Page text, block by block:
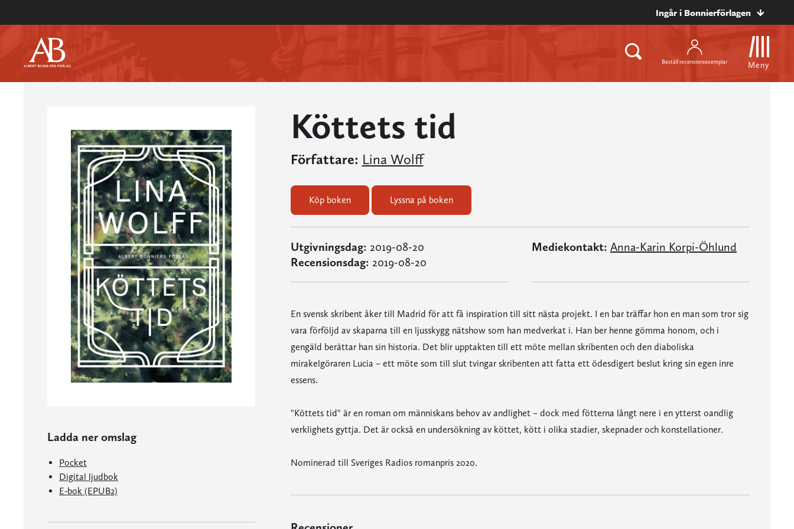
Ingår i Bonnierförlagen
Beställ recensionsexemplar Meny
Ladda ner omslag
Pocket
Digital ljudbok
E-bok (EPUB2)
Köttets tid
Författare: Lina Wolff
Köp boken Lyssna på boken
Utgivningsdag: 2019-08-20
Recensionsdag: 2019-08-20
Mediekontakt: Anna-Karin Korpi-Öhlund
En svensk skribent åker till Madrid för att få inspiration till sitt nästa projekt. I en bar träffar hon en man som tror sig
vara förföljd av skaparna till en ljusskygg nätshow som han medverkat i. Han ber henne gömma honom, och i
gengäld berättar han sin historia. Det blir upptakten till ett möte mellan skribenten och den diaboliska
mirakelgöraren Lucia – ett möte som till slut tvingar skribenten att fatta ett ödesdigert beslut kring sin egen inre
essens.
"Köttets tid" är en roman om människans behov av andlighet – dock med fötterna långt nere i en ytterst oandlig
verklighets gyttja. Det är också en undersökning av köttet, kött i olika stadier, skepnader och konstellationer.
Nominerad till Sveriges Radios romanpris 2020.